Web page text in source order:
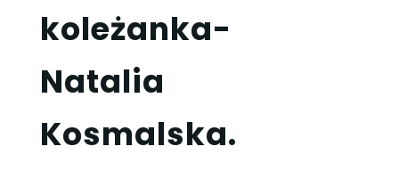
koleżanka-
Natalia
Kosmalska.